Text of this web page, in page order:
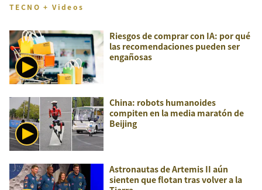
TECNO + Videos
Riesgos de comprar con IA: por qué
las recomendaciones pueden ser
engañosas
China: robots humanoides
compiten en la media maratón de
Beijing
Astronautas de Artemis II aún
sienten que flotan tras volver a la